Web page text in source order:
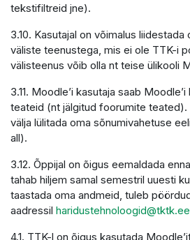
tekstifiltreid jne).
3.10. Kasutajal on võimalus liidestada
väliste teenustega, mis ei ole TTK-i
välisteenus võib olla nt teise ülikooli
3.11. Moodle’i kasutaja saab
teateid (nt jälgitud foorumite teated).
välja lülitada oma sõnumivahetuse
all).
3.12. Õppijal on õigus eemaldada
tahab hiljem samal semestril uuesti
taastada oma andmeid, tuleb
aadressil haridustehnoloogid@tktk.ee
4.1. TTK-l on õigus kasutada